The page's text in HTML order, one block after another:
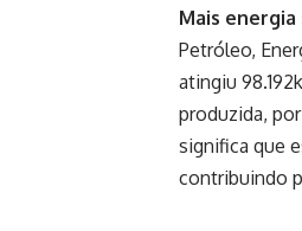
Mais
Petróleo,
atingiu
produzida,
significa que
contribuindo